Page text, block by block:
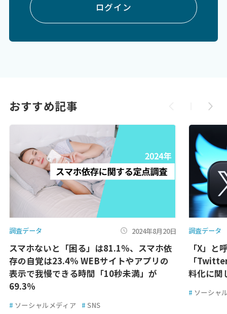
ログイン
おすすめ記事
調査データ 2024年8月20日
スマホないと「困る」は81.1％、スマホ依
存の自覚は23.4％ WEBサイトやアプリの
表示で我慢できる時間「10秒未満」が
69.3％
# ソーシャルメディア # SNS
調査データ
「X」と
「
料化に関
# ソーシャ